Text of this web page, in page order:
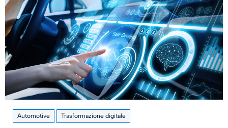
Automotive Trasformazione digitale